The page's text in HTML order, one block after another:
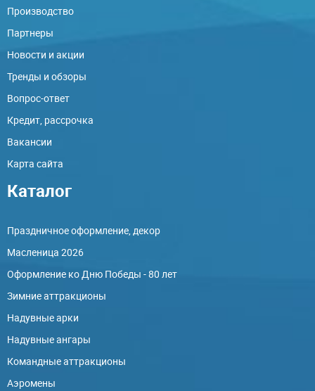
Производство
Партнеры
Новости и акции
Тренды и обзоры
Вопрос-ответ
Кредит, рассрочка
Вакансии
Карта сайта
Каталог
Праздничное оформление, декор
Масленица 2026
Оформление ко Дню Победы - 80 лет
Зимние аттракционы
Надувные арки
Надувные ангары
Командные аттракционы
Аэромены